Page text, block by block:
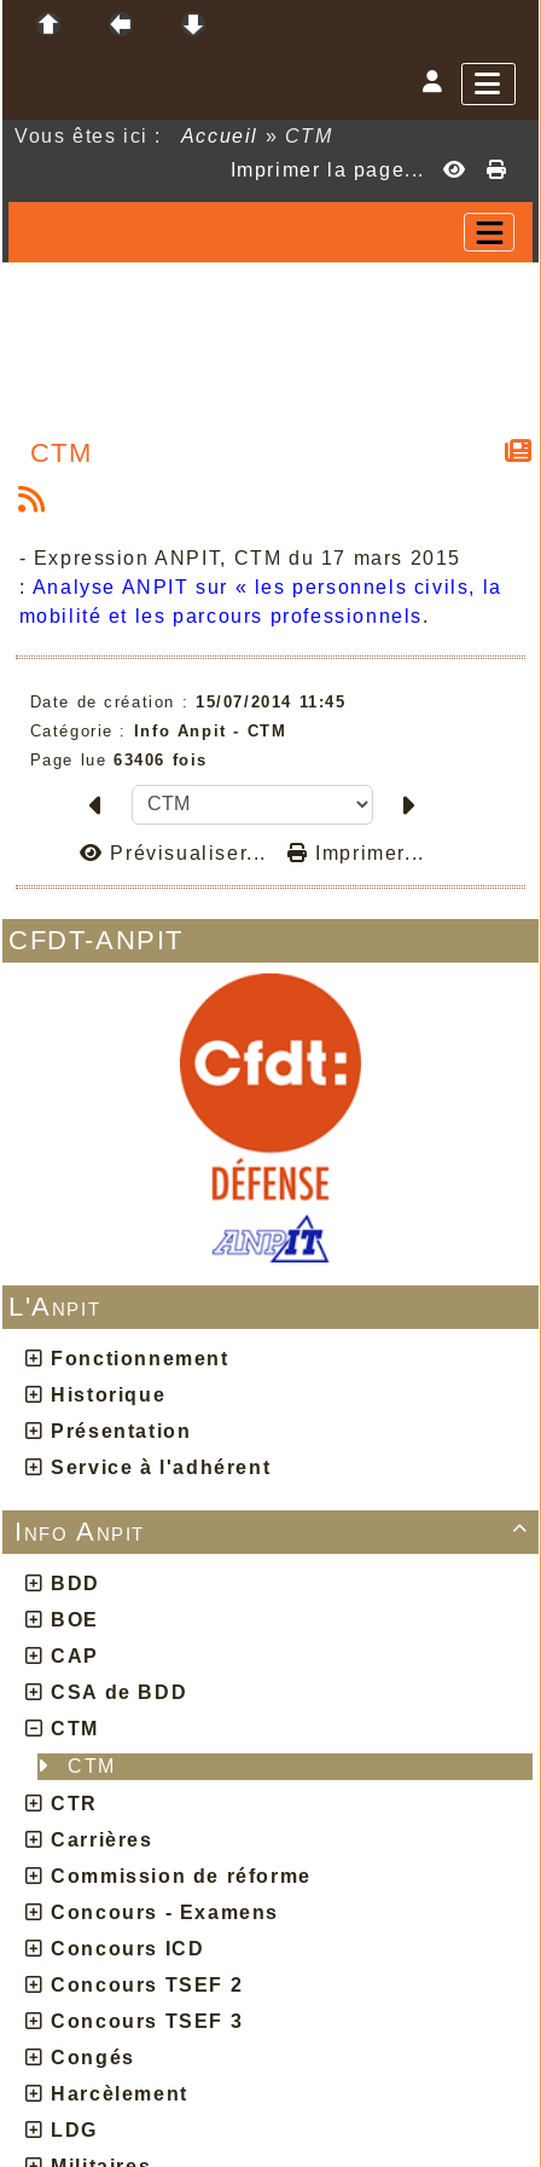
Vous êtes ici : Accueil » CTM
Imprimer la page...
CFDT-ANPIT
L'Anpit
Fonctionnement
Historique
Présentation
Service à l'adhérent

Info Anpit
BDD
BOE
CAP
CSA de BDD
CTM
CTM
CTR
Carrières
Commission de réforme
Concours - Examens
Concours ICD
Concours TSEF 2
Concours TSEF 3
Congés
Harcèlement
LDG
CTM
- Expression ANPIT, CTM du 17 mars 2015
: Analyse ANPIT sur « les personnels civils, la
mobilité et les parcours professionnels.
Date de création : 15/07/2014 11:45
Catégorie : Info Anpit - CTM
Page lue 63406 fois
Prévisualiser... Imprimer...